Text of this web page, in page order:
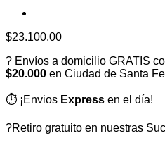
$23.100,00
? Envíos a domicilio GRATIS
$20.000 en Ciudad de Santa
⏱️ ¡Envios Express en el día!
?Retiro gratuito en nuestras